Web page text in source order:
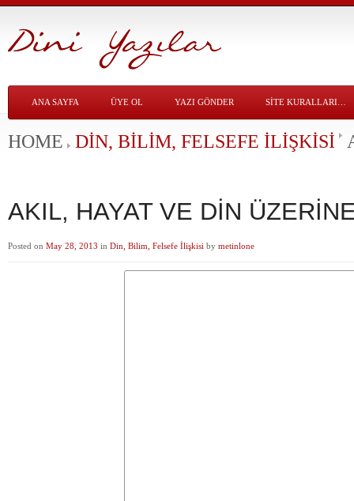
ANA SAYFA ÜYE OL YAZI GÖNDER SITE KURALLARI…
HOME DIN, BILIM, FELSEFE İLIŞKISI
AKIL, HAYAT VE DİN
Posted on May 28, 2013 in Din, Bilim, Felsefe İlişkisi by metinlone